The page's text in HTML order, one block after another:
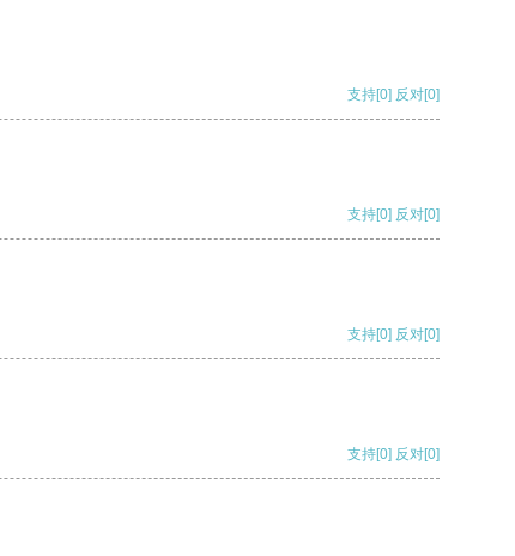
支持[0] 反对[0]
支持[0] 反对[0]
支持[0] 反对[0]
支持[0] 反对[0]